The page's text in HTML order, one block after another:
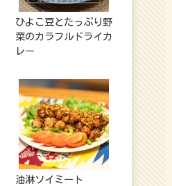
ひよこ豆とたっぷり野
菜のカラフルドライカ
レー
油淋ソイミート